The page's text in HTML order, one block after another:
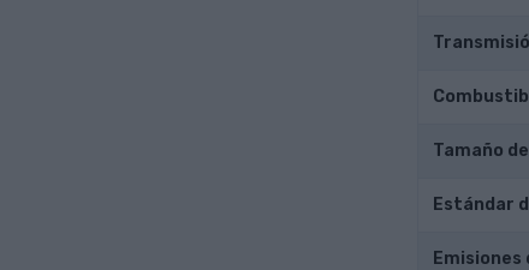
Tamaño
Estándar
Emisiones